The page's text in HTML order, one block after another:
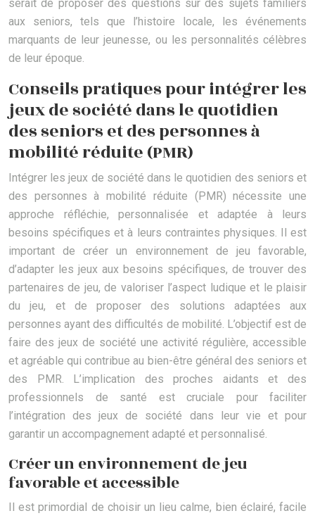
serait de proposer des questions sur des sujets familiers
aux seniors, tels que l’histoire locale, les événements
marquants de leur jeunesse, ou les personnalités célèbres
de leur époque.
Conseils pratiques pour intégrer les
jeux de société dans le quotidien
des seniors et des personnes à
mobilité réduite (PMR)
Intégrer les jeux de société dans le quotidien des seniors et
des personnes à mobilité réduite (PMR) nécessite une
approche réfléchie, personnalisée et adaptée à leurs
besoins spécifiques et à leurs contraintes physiques. Il est
important de créer un environnement de jeu favorable,
d’adapter les jeux aux besoins spécifiques, de trouver des
partenaires de jeu, de valoriser l’aspect ludique et le plaisir
du jeu, et de proposer des solutions adaptées aux
personnes ayant des difficultés de mobilité. L’objectif est de
faire des jeux de société une activité régulière, accessible
et agréable qui contribue au bien-être général des seniors et
des PMR. L’implication des proches aidants et des
professionnels de santé est cruciale pour faciliter
l’intégration des jeux de société dans leur vie et pour
garantir un accompagnement adapté et personnalisé.
Créer un environnement de jeu
favorable et accessible
Il est primordial de choisir un lieu calme, bien éclairé, facile